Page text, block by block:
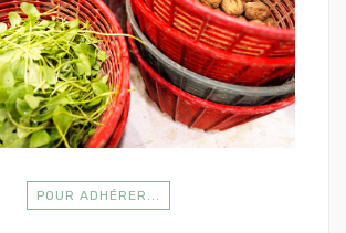
POUR ADHÉRER...